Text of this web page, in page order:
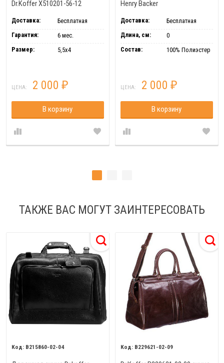
Dr.Koffer X510201-56-12
Доставка:
Бесплатная
Гарантия:
6 мес.
Размер:
5,5x4
ЦЕНА: 2 000 ₽
В корзину
Henry Backer
Доставка:
Бесплатная
Длина, см:
0
Состав:
100% Полиэстер
ЦЕНА: 2 000 ₽
В корзину
ТАКЖЕ ВАС МОГУТ ЗАИНТЕРЕСОВАТЬ
B215860-02-04 B229621-02-09